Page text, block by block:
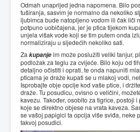
Odmah unaprijed jedna napomena. Bilo
tuširanja, sasvim je normalno da nekoliko
ljubimca bude natopljeno vodom ili čak liči
potpuno uobičajena, jer je ptica tijekom
unjela višak vode koji se tim putem onda
normaliziraju u sljedećih nekoliko sati.
Za kupanjeim može poslužiti veliki tanjur,
podložak za teglu za cvijeće. Bilo koju od
detaljno očistiti i oprati, te onda napuniti
pticama je draže kupati se u mlakoj vodi,
Isprobajte obje opcije kod vaše ptice, i
draže. Tu posudicu, ovisno o veličini,
kavezu. Također, osobito za tigrice, postoji
koje se direktno objese na vrata kaveza.
se vašoj papigici ta opcija više sviđa, neke
takvoj posudici.